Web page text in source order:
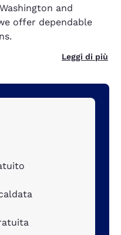
and
offer dependable
Leggi di più